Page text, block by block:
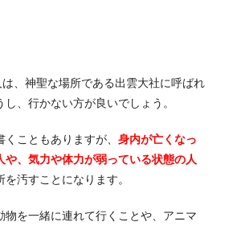
、神聖な場所である出雲大社に呼ばれ
、行かない方が良いでしょう。
こともありますが、 身内が亡くなっ
や、気力や体力が弱っている状態の人
汚すことになります。
物を一緒に連れて行くことや、アニマ